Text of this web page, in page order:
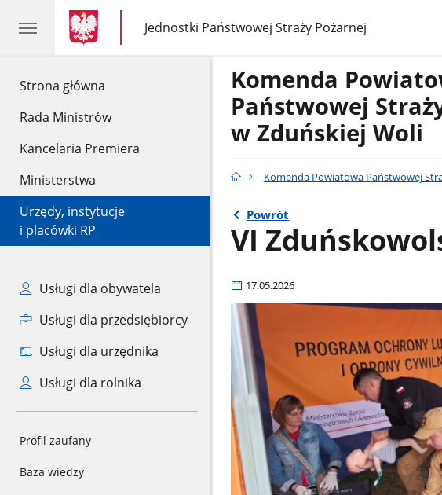
Strona główna
Rada Ministrów
Kancelaria Premiera
Ministerstwa
Urzędy, instytucje
i placówki RP
Usługi dla obywatela
Usługi dla przedsiębiorcy
Usługi dla urzędnika
Usługi dla rolnika
Profil zaufany
Baza wiedzy
gov.pl
gov.pl
Jednostki Państwowej Straży Pożarnej
gov.pl
Jednostki
Państwowej
Komenda
Państwowej
w Zduńskiej Woli
Komenda Powiatowa Państwowej
Powrót
VI
17.05.2026